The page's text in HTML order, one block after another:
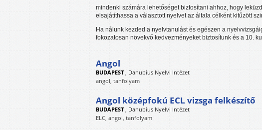
mindenki számára lehetőséget biztosítani ahhoz, hogy
elsajátíthassa a választott nyelvet az általa célként kitűzött
Ha nálunk kezded a nyelvtanulást és egészen a
fokozatosan növekvő kedvezményeket biztosítunk és a 10.
Angol
BUDAPEST Danubius Nyelvi Intézet
angol, tanfolyam
Angol középfokú ECL vizsga felkészítő
BUDAPEST Danubius Nyelvi Intézet
ELC, angol, tanfolyam